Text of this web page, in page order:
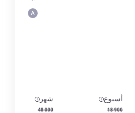
أسبوع
18 900
شهر
48 000